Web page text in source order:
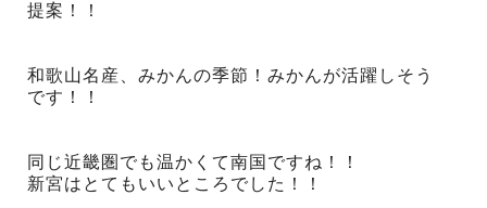
提案！！
和歌山名産、みかんの季節！みかんが活躍しそう
です！！
同じ近畿圏でも温かくて南国ですね！！
新宮はとてもいいところでした！！